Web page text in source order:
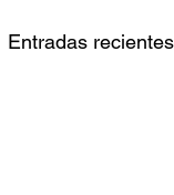
Entradas recientes